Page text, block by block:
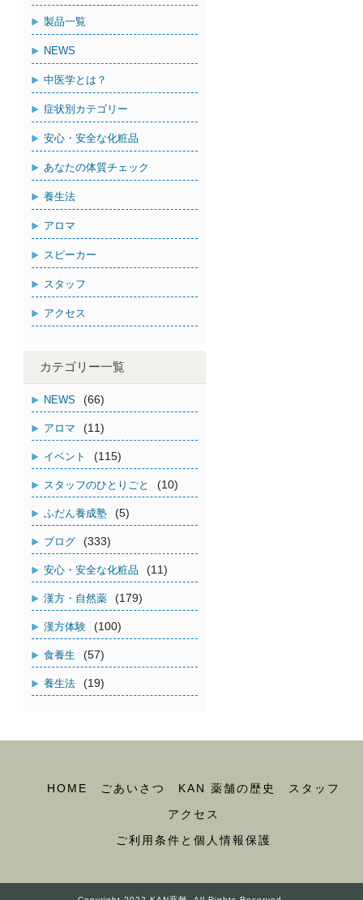
製品一覧
NEWS
中医学とは？
症状別カテゴリー
安心・安全な化粧品
あなたの体質チェック
養生法
アロマ
スピーカー
スタッフ
アクセス
カテゴリー一覧
NEWS (66)
アロマ (11)
イベント (115)
スタッフのひとりごと (10)
ふだん養成塾 (5)
ブログ (333)
安心・安全な化粧品 (11)
漢方・自然薬 (179)
漢方体験 (100)
食養生 (57)
養生法 (19)
HOME ごあいさつ KAN 薬舗の歴史
スタッフ
アクセス
ご利用条件と個人情報保護